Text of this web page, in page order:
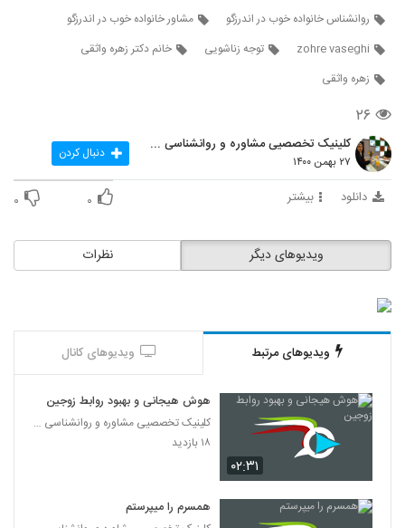
185
بهش فرصت دوباره بده
186
۲۱ بازدید
حس میکنم دست و پام بستس
188
خانوادم حمایت نمی کنند
دروغ بسه
191
روانشناس خانواده خوب در اندرزگو
مشاور خانواده خوب در اندرزگو
zohre vaseghi
توجه زناشویی
خانم دکتر زهره واثقی
زهره واثقی
۲۶
کلینیک تخصصیی مشاوره و روانشناسی خانواده ایرانی
۲۷ بهمن ۱۴۰۰ دنبال کردن
دانلود بیشتر ۰ ۰
نظرات ویدیوهای دیگر
ویدیوهای مرتبط ویدیوهای کانال
۰۲:۳۱
هوش هیجانی و بهبود روابط زوجین
کلینیک تخصصیی مشاوره و روانشناسی خانواده ایرانی
۱۸ بازدید
همسرم را میپرستم